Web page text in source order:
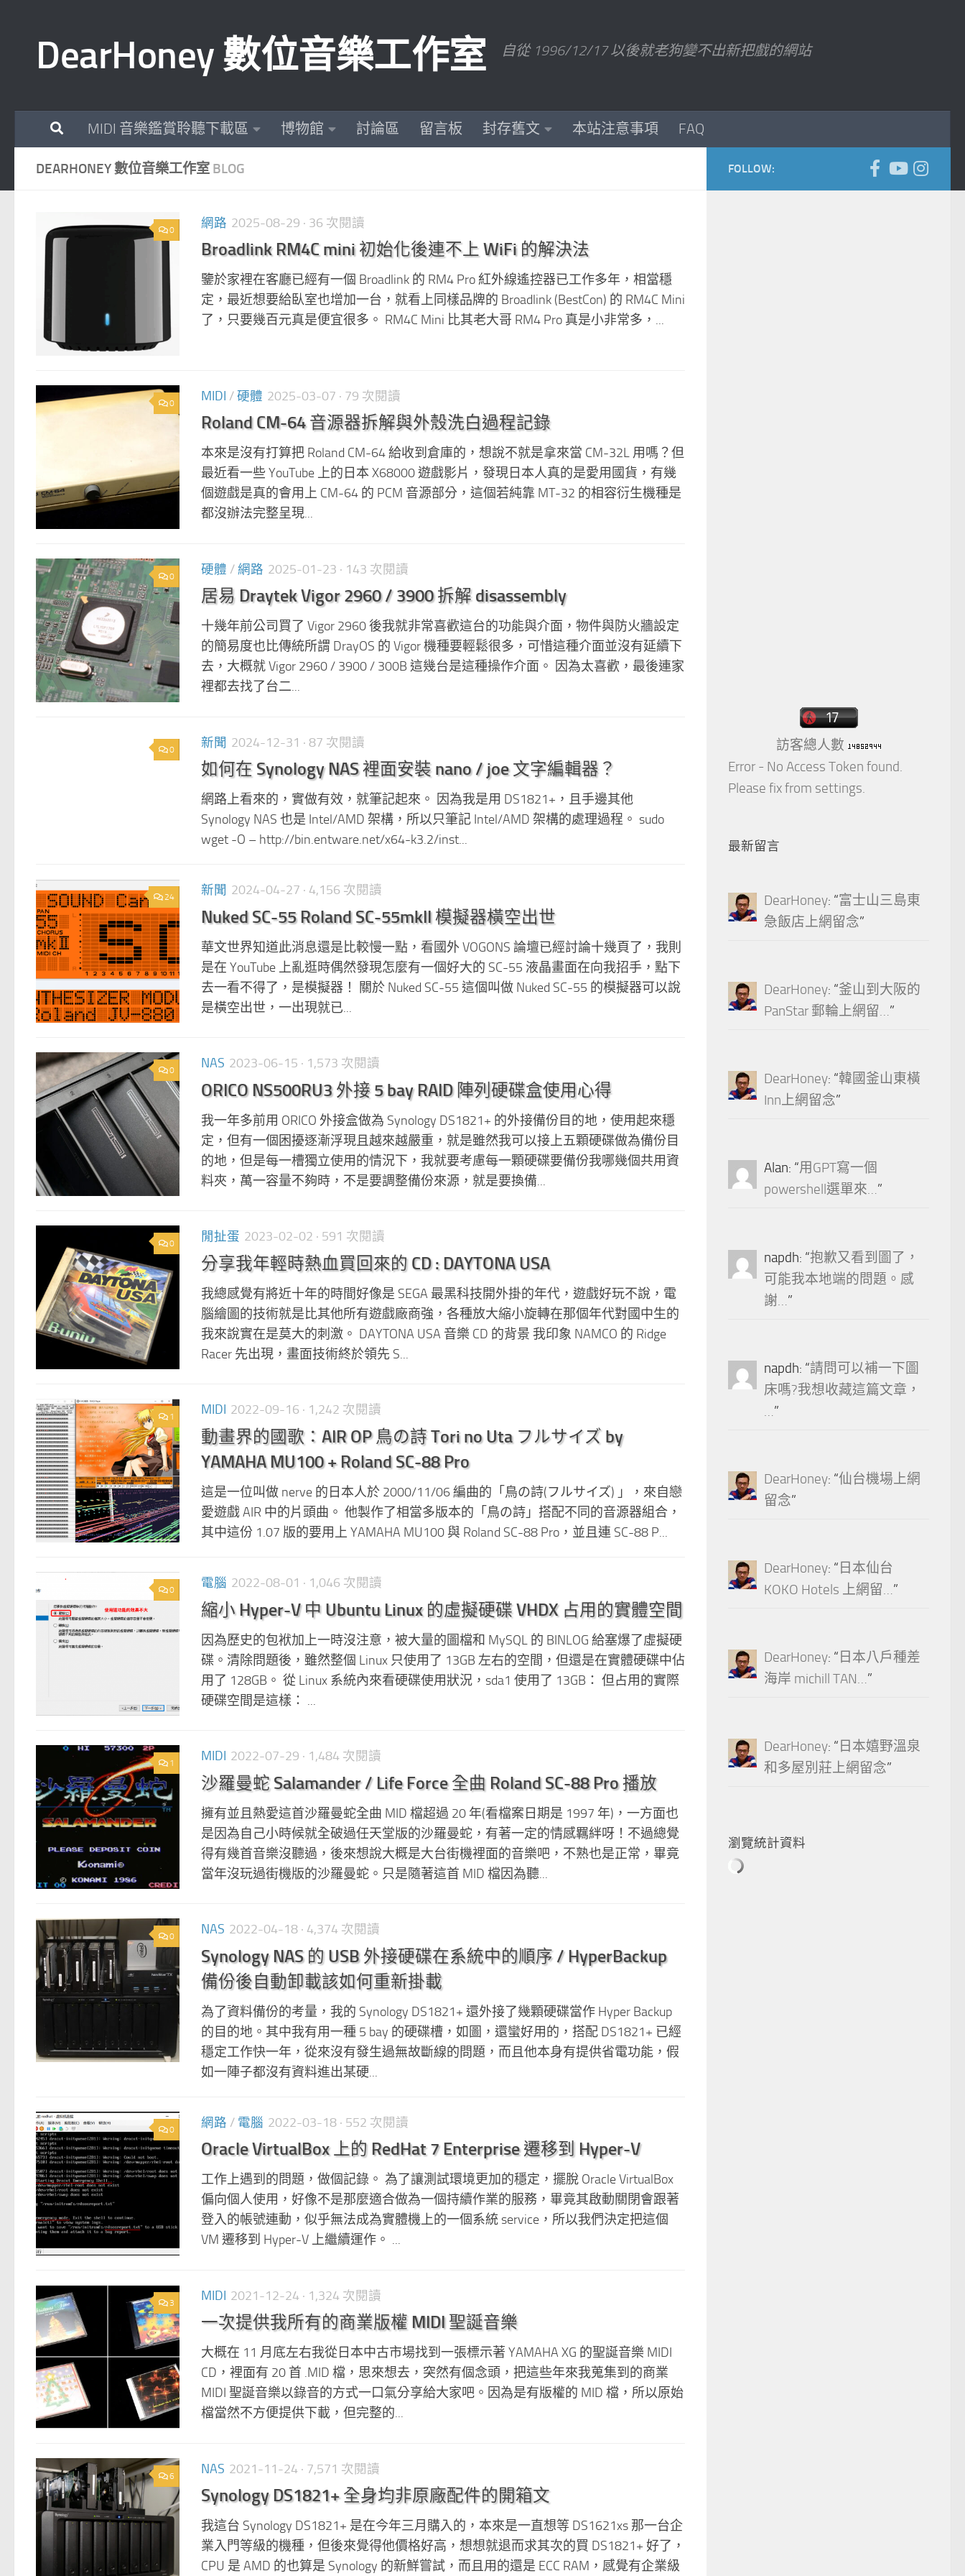
DearHoney 數位音樂工作室 自從 1996/12/17 以後就老狗變不出新把戲的網站
MIDI 音樂鑑賞聆聽下載區 博物館 討論區 留言板 封存舊文 本站注意事項 FAQ
DEARHONEY 數位音樂工作室 BLOG
0 網路 2025-08-29 · 36 次閱讀
Broadlink RM4C mini 初始化後連不上 WiFi 的解決法
鑒於家裡在客廳已經有一個 Broadlink 的 RM4 Pro 紅外線遙控器已工作多年，相當穩
定，最近想要給臥室也增加一台，就看上同樣品牌的 Broadlink (BestCon) 的 RM4C Mini
了，只要幾百元真是便宜很多。 RM4C Mini 比其老大哥 RM4 Pro 真是小非常多，...
0 MIDI / 硬體 2025-03-07 · 79 次閱讀
Roland CM-64 音源器拆解與外殼洗白過程記錄
本來是沒有打算把 Roland CM-64 給收到倉庫的，想說不就是拿來當 CM-32L 用嗎？但
最近看一些 YouTube 上的日本 X68000 遊戲影片，發現日本人真的是愛用國貨，有幾
個遊戲是真的會用上 CM-64 的 PCM 音源部分，這個若純靠 MT-32 的相容衍生機種是
都沒辦法完整呈現...
0 硬體 / 網路 2025-01-23 · 143 次閱讀
居易 Draytek Vigor 2960 / 3900 拆解 disassembly
十幾年前公司買了 Vigor 2960 後我就非常喜歡這台的功能與介面，物件與防火牆設定
的簡易度也比傳統所謂 DrayOS 的 Vigor 機種要輕鬆很多，可惜這種介面並沒有延續下
去，大概就 Vigor 2960 / 3900 / 300B 這幾台是這種操作介面。 因為太喜歡，最後連家
裡都去找了台二...
0 新聞 2024-12-31 · 87 次閱讀
如何在 Synology NAS 裡面安裝 nano / joe 文字編輯器？
網路上看來的，實做有效，就筆記起來。 因為我是用 DS1821+，且手邊其他
Synology NAS 也是 Intel/AMD 架構，所以只筆記 Intel/AMD 架構的處理過程。 sudo
wget -O – http://bin.entware.net/x64-k3.2/inst...
24 新聞 2024-04-27 · 4,156 次閱讀
Nuked SC-55 Roland SC-55mkII 模擬器橫空出世
華文世界知道此消息還是比較慢一點，看國外 VOGONS 論壇已經討論十幾頁了，我則
是在 YouTube 上亂逛時偶然發現怎麼有一個好大的 SC-55 液晶畫面在向我招手，點下
去一看不得了，是模擬器！ 關於 Nuked SC-55 這個叫做 Nuked SC-55 的模擬器可以說
是橫空出世，一出現就已...
0 NAS 2023-06-15 · 1,573 次閱讀
ORICO NS500RU3 外接 5 bay RAID 陣列硬碟盒使用心得
我一年多前用 ORICO 外接盒做為 Synology DS1821+ 的外接備份目的地，使用起來穩
定，但有一個困擾逐漸浮現且越來越嚴重，就是雖然我可以接上五顆硬碟做為備份目
的地，但是每一槽獨立使用的情況下，我就要考慮每一顆硬碟要備份我哪幾個共用資
料夾，萬一容量不夠時，不是要調整備份來源，就是要換備...
0 閒扯蛋 2023-02-02 · 591 次閱讀
分享我年輕時熱血買回來的 CD : DAYTONA USA
我總感覺有將近十年的時間好像是 SEGA 最黑科技開外掛的年代，遊戲好玩不說，電
腦繪圖的技術就是比其他所有遊戲廠商強，各種放大縮小旋轉在那個年代對國中生的
我來說實在是莫大的刺激。 DAYTONA USA 音樂 CD 的背景 我印象 NAMCO 的 Ridge
Racer 先出現，畫面技術終於領先 S...
1 MIDI 2022-09-16 · 1,242 次閱讀
動畫界的國歌：AIR OP 鳥の詩 Tori no Uta フルサイズ by
YAMAHA MU100 + Roland SC-88 Pro
這是一位叫做 nerve 的日本人於 2000/11/06 編曲的「鳥の詩(フルサイズ) 」，來自戀
愛遊戲 AIR 中的片頭曲。 他製作了相當多版本的「鳥の詩」搭配不同的音源器組合，
其中這份 1.07 版的要用上 YAMAHA MU100 與 Roland SC-88 Pro，並且連 SC-88 P...
0 電腦 2022-08-01 · 1,046 次閱讀
縮小 Hyper-V 中 Ubuntu Linux 的虛擬硬碟 VHDX 占用的實體空間
因為歷史的包袱加上一時沒注意，被大量的圖檔和 MySQL 的 BINLOG 給塞爆了虛擬硬
碟。清除問題後，雖然整個 Linux 只使用了 13GB 左右的空間，但還是在實體硬碟中佔
用了 128GB。 從 Linux 系統內來看硬碟使用狀況，sda1 使用了 13GB： 但占用的實際
硬碟空間是這樣： ...
1 MIDI 2022-07-29 · 1,484 次閱讀
沙羅曼蛇 Salamander / Life Force 全曲 Roland SC-88 Pro 播放
擁有並且熱愛這首沙羅曼蛇全曲 MID 檔超過 20 年(看檔案日期是 1997 年)，一方面也
是因為自己小時候就全破過任天堂版的沙羅曼蛇，有著一定的情感羈絆呀！不過總覺
得有幾首音樂沒聽過，後來想說大概是大台街機裡面的音樂吧，不熟也是正常，畢竟
當年沒玩過街機版的沙羅曼蛇。只是隨著這首 MID 檔因為聽...
0 NAS 2022-04-18 · 4,374 次閱讀
Synology NAS 的 USB 外接硬碟在系統中的順序 / HyperBackup
備份後自動卸載該如何重新掛載
為了資料備份的考量，我的 Synology DS1821+ 還外接了幾顆硬碟當作 Hyper Backup
的目的地。其中我有用一種 5 bay 的硬碟槽，如圖，還蠻好用的，搭配 DS1821+ 已經
穩定工作快一年，從來沒有發生過無故斷線的問題，而且他本身有提供省電功能，假
如一陣子都沒有資料進出某硬...
0 網路 / 電腦 2022-03-18 · 552 次閱讀
Oracle VirtualBox 上的 RedHat 7 Enterprise 遷移到 Hyper-V
工作上遇到的問題，做個記錄。 為了讓測試環境更加的穩定，擺脫 Oracle VirtualBox
偏向個人使用，好像不是那麼適合做為一個持續作業的服務，畢竟其啟動關閉會跟著
登入的帳號連動，似乎無法成為實體機上的一個系統 service，所以我們決定把這個
VM 遷移到 Hyper-V 上繼續運作。 ...
3 MIDI 2021-12-24 · 1,324 次閱讀
一次提供我所有的商業版權 MIDI 聖誕音樂
大概在 11 月底左右我從日本中古市場找到一張標示著 YAMAHA XG 的聖誕音樂 MIDI
CD，裡面有 20 首 .MID 檔，思來想去，突然有個念頭，把這些年來我蒐集到的商業
MIDI 聖誕音樂以錄音的方式一口氣分享給大家吧。因為是有版權的 MID 檔，所以原始
檔當然不方便提供下載，但完整的...
6 NAS 2021-11-24 · 7,571 次閱讀
Synology DS1821+ 全身均非原廠配件的開箱文
我這台 Synology DS1821+ 是在今年三月購入的，本來是一直想等 DS1621xs 那一台企
業入門等級的機種，但後來覺得他價格好高，想想就退而求其次的買 DS1821+ 好了，
CPU 是 AMD 的也算是 Synology 的新鮮嘗試，而且用的還是 ECC RAM，感覺有企業級
FOLLOW:
訪客總人數
Error - No Access Token found.
Please fix from settings.
最新留言
DearHoney: “富士山三島東
急飯店上網留念”
DearHoney: “釜山到大阪的
PanStar 郵輪上網留…”
DearHoney: “韓國釜山東橫
Inn上網留念”
Alan: “用GPT寫一個
powershell選單來…”
napdh: “抱歉又看到圖了，
可能我本地端的問題。感
謝…”
napdh: “請問可以補一下圖
床嗎?我想收藏這篇文章，
…”
DearHoney: “仙台機場上網
留念”
DearHoney: “ 日本仙台
KOKO Hotels 上網留…”
DearHoney: “ 日本八戶種差
海岸 michill TAN…”
DearHoney: “ 日本嬉野溫泉
和多屋別莊上網留念”
瀏覽統計資料